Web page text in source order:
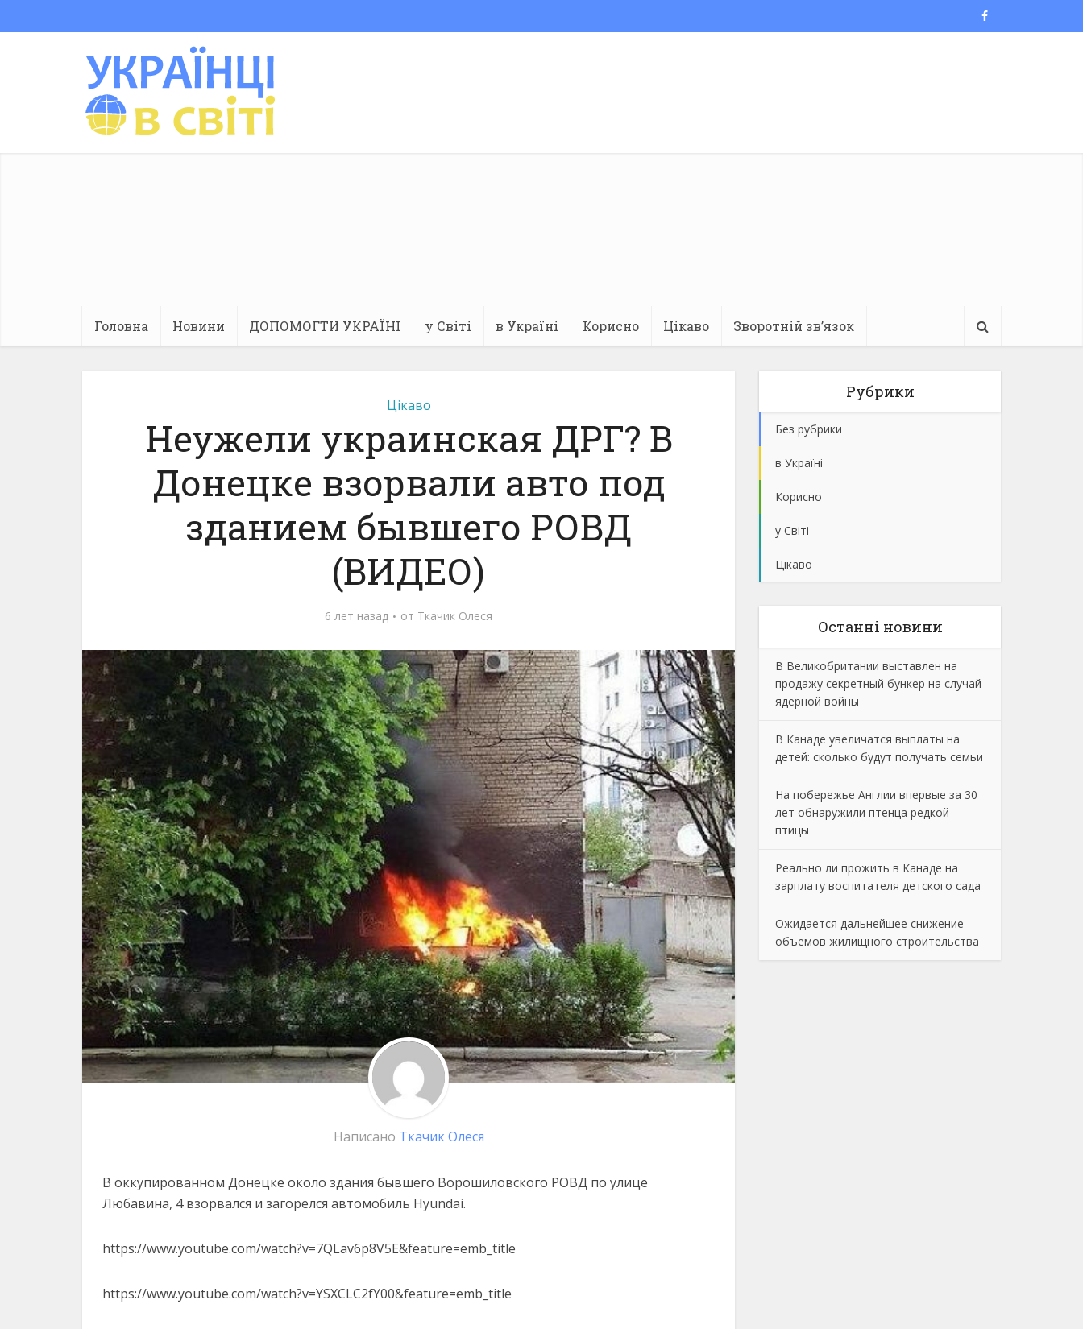
Головна Новини ДОПОМОГТИ УКРАЇНІ у Світі в Україні Корисно Цікаво Зворотній зв’язок
Цікаво
Неужели украинская ДРГ? В
Донецке взорвали авто под
зданием бывшего РОВД
(ВИДЕО)
6 лет назад от Ткачик Олеся
Написано Ткачик Олеся
В оккупированном Донецке около здания бывшего Ворошиловского РОВД по улице
Любавина, 4 взорвался и загорелся автомобиль Hyundai.
https://www.youtube.com/watch?v=7QLav6p8V5E&feature=emb_title
https://www.youtube.com/watch?v=YSXCLC2fY00&feature=emb_title
Рубрики
Без рубрики
в Україні
Корисно
у Світі
Цікаво
Останнi новини
В Великобритании выставлен на
продажу секретный бункер на случай
ядерной войны
В Канаде увеличатся выплаты на
детей: сколько будут получать семьи
На побережье Англии впервые за 30
лет обнаружили птенца редкой
птицы
Реально ли прожить в Канаде на
зарплату воспитателя детского сада
Ожидается дальнейшее снижение
объемов жилищного строительства